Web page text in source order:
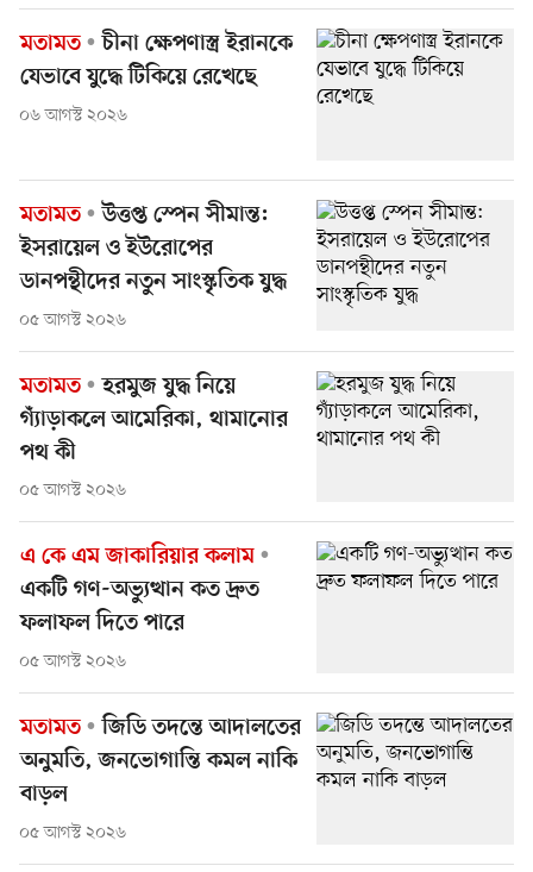
মতামত
চীনা ক্ষেপণাস্ত্র ইরানকে
যেভাবে যুদ্ধে টিকিয়ে রেখেছে
০৬ আগস্ট ২০২৬
মতামত
উত্তপ্ত স্পেন সীমান্ত:
ইসরায়েল ও ইউরোপের
ডানপন্থীদের নতুন সাংস্কৃতিক যুদ্ধ
০৫ আগস্ট ২০২৬
মতামত
হরমুজ যুদ্ধ নিয়ে
গ্যাঁড়াকলে আমেরিকা, থামানোর
পথ কী
০৫ আগস্ট ২০২৬
এ কে এম জাকারিয়ার কলাম
একটি গণ-অভ্যুত্থান কত দ্রুত
ফলাফল দিতে পারে
০৫ আগস্ট ২০২৬
মতামত
জিডি তদন্তে আদালতের
অনুমতি, জনভোগান্তি কমল নাকি
বাড়ল
০৫ আগস্ট ২০২৬